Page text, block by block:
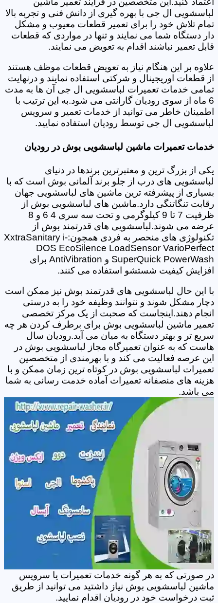
لباسشویی ال جی با بهره گیری از دانش فنی و تجربه بالا
تمام تلاش خود را برای تعمیر قطعات معیوب و مشکل
دار دستگاه شما می نمایند و تنها در مواردی که قطعات
قابل تعمیر نباشند اقدام به تعویض می نمایند.
علاوه بر این هنگام نیاز به تعویض قطعات موظف هستند
از قطعات اوریجینال و شرکتی استفاده نمایند و درنهایت
تمامی خدمات تعمیرات لباسشویی ال جی آن ها به مدت
6 ماه از سوی رودیان گارانتی می شود.به این ترتیب با
اطمینان خاطر می توانید از خدمات تعمیر و سرویس
لباسشویی ال جی توسط رودیان استفاده نمایید.
خدمات تعمیرات ماشین لباسشویی بوش در رودیان
یکی از بزرگ ترین و معتبرترین برندها در دنیای
لباسشویی های درب از جلو برند آلمانی بوش است که با
بسیاری از پیشرفته ترین ماشین های لباسشویی جهان
رقابت تنگاتنگی دارد.ماشین های لباسشویی بوش از
ظرفیت 7 تا 9 کیلوگرمی و تحت سه سری 4 6 و 8
عرضه می شوند.لباسشویی های قدرتمند بوش از
تکنولوژی های منحصر به فردی همچون:XxtraSanitary i-
DOS EcoSilence LoadSensor VarioPerfect
SuperQuick PowerWash و AntiVibration برای
افزایش کیفیت شستشو استفاده می کنند.
با این حال لباسشویی های قدرتمند بوش نیز ممکن است
دچار مشکل شوند و نتوانند وظیفه خود را به درستی
انجام دهند.اینجاست که صحبت از یک مرکز تخصصی
تعمیر ماشین لباسشویی بوش برای برطرف کردن هر چه
سریع تر و بهتر دستگاه به میان می آید.رودیان سال
هاست که به عنوان تعمیرگاه مجاز لباسشویی بوش در
این عرصه فعالیت می کند و با بهرمندی از متخصصین
تعمیرات لباسشویی بوش در کوتاه ترین زمان ممکن و با
هزینه های منصفانه تعمیرات آماده خدمت رسانی به شما
می باشد.
در صورتی که به هر گونه خدمات تعمیرات یا سرویس
ماشین لباسشویی بوش نیاز داشتید می توانید از طریق
ثبت درخواست خود در رودیان اقدام نمایید.